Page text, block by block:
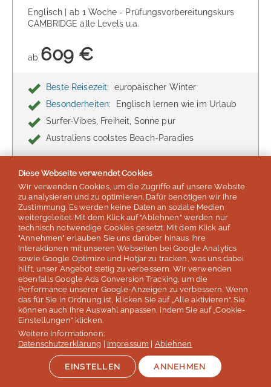
Englisch | ab 1 Woche - Prüfungsvorbereitungskurs
CAMBRIDGE alle Levels u.a.
ab 609 €
Beste Reisezeit:
europäischer Winter
Besonderheiten:
Englisch lernen wie im Urlaub
Surfer-Vibes, Freiheit, Sonne pur
Australiens coolstes Beach-Paradies
4.8 - 14 Bewertungen
Sprachkurs Brisbane, Australien
Englisch | ab 5 Wochen - Prüfungsvorbereitungskurs
IELTS u.a.
Diese Webseite verwendet Cookies
Wir verwenden Cookies, um die Zugriffe auf unsere Website
zu analysieren und zu optimieren. Dafür benötigen wir Ihre
Zustimmung. Es werden keine Daten an soziale Medien
weitergeleitet. Mit dem Klick auf "Ablehnen" werden nur
technisch notwendige Cookies gesetzt. Mit dem Klick auf
"Annehmen" erlauben Sie uns darüber hinaus Ihre
Interaktionen mit unseren Webseiten bei Google Analytics
sowie Google Optimize und Hotjar zu tracken, was uns dabei
hilft, unser Angebot stetig zu verbessern. Wir verwenden
ebenfalls Google Ads Conversion Tracking, um die
Performance unserer Google-Anzeigen zu verbessern. Wenn
das für Sie in Ordnung ist, klicken Sie auf „Alle aktivieren“. Sie
können auch Ihre Auswahl anpassen, indem Sie auf „Cookie-
Einstellungen“ klicken.
Weitere Informationen:
Datenschutzerklärung
Impressum Ablehnen
EINSTELLEN ANNEHMEN